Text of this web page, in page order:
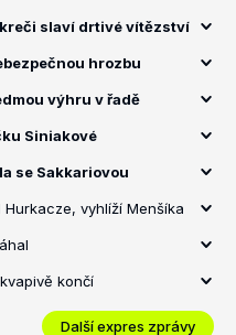
slaví drtivé vítězství
hrozbu
výhru v řadě
Siniakové
se Sakkariovou
vyhlíží Menšíka
končí
Další expres zprávy